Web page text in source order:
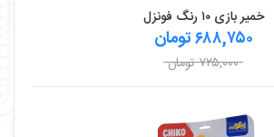
خمیر بازی ۱۰ رنگ فونزل
۶۸۸,۷۵۰ تومان
۷۲۵,۰۰۰ تومان